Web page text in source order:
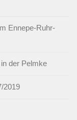
Ennepe-Ruhr-
der Pelmke
2019